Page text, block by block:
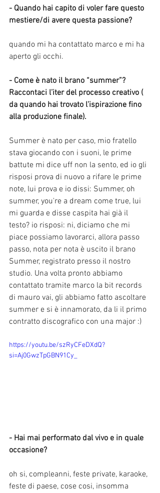
- Quando hai capito di voler fare questo
mestiere/di avere questa passione?
quando mi ha contattato marco e mi ha
aperto gli occhi.
- Come è nato il brano “summer”?
Raccontaci l’iter del processo creativo (
da quando hai trovato l’ispirazione fino
alla produzione finale).
Summer è nato per caso, mio fratello
stava giocando con i suoni, le prime
battute mi dice uff non la sento, ed io gli
risposi prova di nuovo a rifare le prime
note, lui prova e io dissi: Summer, oh
summer, you're a dream come true, lui
mi guarda e disse caspita hai già il
testo? io risposi: ni, diciamo che mi
piace possiamo lavorarci, allora passo
passo, nota per nota è uscito il brano
Summer, registrato presso il nostro
studio. Una volta pronto abbiamo
contattato tramite marco la bit records
di mauro vai, gli abbiamo fatto ascoltare
summer e si è innamorato, da li il primo
contratto discografico con una major :)
https://youtu.be/szRyCFeDXdQ?
si=Aj0GwzTpGBN91Cy_
- Hai mai performato dal vivo e in quale
occasione?
oh si, compleanni, feste private, karaoke,
feste di paese, cose cosi, insomma